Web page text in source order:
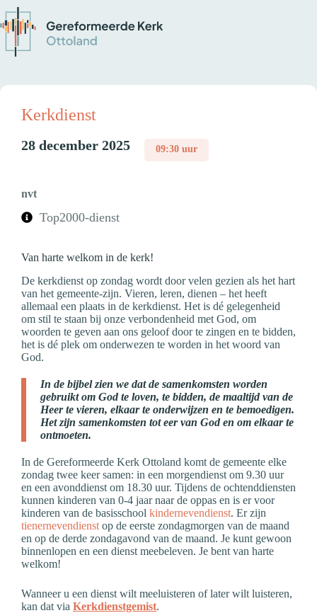
Kerkdienst
28 december 2025 09:30 uur
nvt
Top2000-dienst
Van harte welkom in de kerk!
De kerkdienst op zondag wordt door velen gezien als het hart
van het gemeente-zijn. Vieren, leren, dienen – het heeft
allemaal een plaats in de kerkdienst. Het is dé gelegenheid
om stil te staan bij onze verbondenheid met God, om
woorden te geven aan ons geloof door te zingen en te bidden,
het is dé plek om onderwezen te worden in het woord van
God.
In de bijbel zien we dat de samenkomsten worden
gebruikt om God te loven, te bidden, de maaltijd van de
Heer te vieren, elkaar te onderwijzen en te bemoedigen.
Het zijn samenkomsten tot eer van God en om elkaar te
ontmoeten.
In de Gereformeerde Kerk Ottoland komt de gemeente elke
zondag twee keer samen: in een morgendienst om 9.30 uur
en een avonddienst om 18.30 uur. Tijdens de ochtenddiensten
kunnen kinderen van 0-4 jaar naar de oppas en is er voor
kinderen van de basisschool kindernevendienst. Er zijn
tienernevendienst op de eerste zondagmorgen van de maand
en op de derde zondagavond van de maand. Je kunt gewoon
binnenlopen en een dienst meebeleven. Je bent van harte
welkom!
Wanneer u een dienst wilt meeluisteren of later wilt luisteren,
kan dat via Kerkdienstgemist.